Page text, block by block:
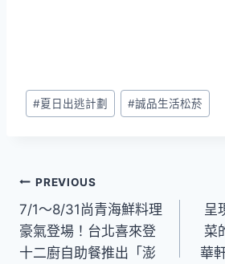
Post
Tags:
#夏日出逃計劃 #誠品生活松菸
文
章
導
PREVIOUS
7/1～8/31尚青海鮮料理
豪氣登場！台北喜來登
十二廚自助餐推出「澎
呈
菜
華